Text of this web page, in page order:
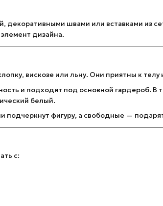
швами или вставками из
дизайна.
вискозе или льну. Они приятны к
и подходят под основной гардероб. В
белый.
фигуру, а свободные —
с: